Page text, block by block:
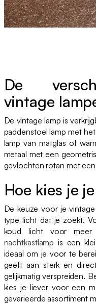
De
vintage
De vintage lamp is
paddenstoel lamp met
lamp van matglas of
metaal met een
gevlochten rotan met
Hoe kies je
De keuze voor je
type licht dat je zoekt.
koud licht voor
nachtkastlamp is een
ideaal om je voor te
geeft aan sterk en
gelijkmatig verspreiden.
kies je liever voor een
gevarieerde assortiment